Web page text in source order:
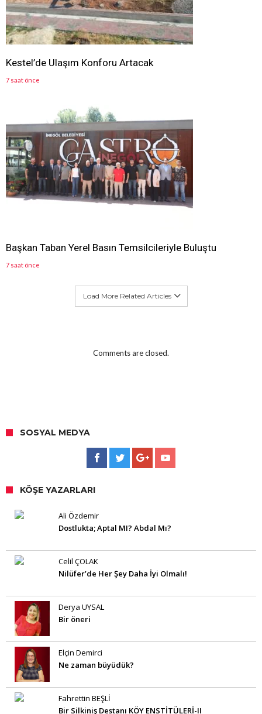
Kestel’de Ulaşım Konforu Artacak
7 saat önce
Başkan Taban Yerel Basın Temsilcileriyle Buluştu
7 saat önce
Load More Related Articles
Comments are closed.
SOSYAL MEDYA
KÖŞE YAZARLARI
Ali Özdemir
Dostlukta; Aptal MI? Abdal Mı?
Celil ÇOLAK
Nilüfer’de Her Şey Daha İyi Olmalı!
Derya UYSAL
Bir öneri
Elçin Demirci
Ne zaman büyüdük?
Fahrettin BEŞLİ
Bir Silkiniş Destanı KÖY ENSTİTÜLERİ-II